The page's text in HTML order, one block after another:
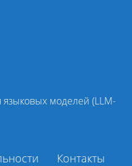
моделей (LLM-
Контакты